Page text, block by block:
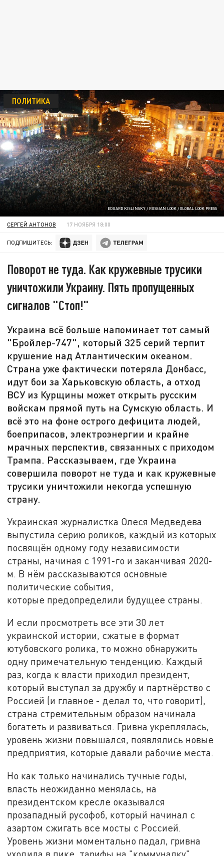
EDUARD KISLINSKY / RUSSIAN LOOK / GLOBAL LOOK PRESS
ПОЛИТИКА
СЕРГЕЙ АНТОНОВ 17 НОЯБРЯ 18:00
ПОДПИШИТЕСЬ:
Поворот не туда. Как кружевные трусики
уничтожили Украину. Пять пропущенных
сигналов "Стоп!"
Украина всё больше напоминает тот самый
"Бройлер-747", который 325 серий терпит
крушение над Атлантическим океаном.
Страна уже фактически потеряла Донбасс,
идут бои за Харьковскую область, а отход
ВСУ из Курщины может открыть русским
войскам прямой путь на Сумскую область. И
всё это на фоне острого дефицита людей,
боеприпасов, электроэнергии и крайне
мрачных перспектив, связанных с приходом
Трампа. Рассказываем, где Украина
совершила поворот не туда и как кружевные
трусики уничтожили некогда успешную
страну.
Украинская журналистка Олеся Медведева
выпустила серию роликов, каждый из которых
посвящён одному году независимости
страны, начиная с 1991-го и заканчивая 2020-
м. В нём рассказываются основные
политические события,
которые предопределили будущее страны.
И если просмотреть все эти 30 лет
украинской истории, сжатые в формат
ютубовского ролика, то можно обнаружить
одну примечательную тенденцию. Каждый
раз, когда к власти приходил президент,
который выступал за дружбу и партнёрство с
Россией (и главное - делал то, что говорит),
страна стремительным образом начинала
богатеть и развиваться. Гривна укреплялась,
уровень жизни повышался, появлялись новые
предприятия, которые давали рабочие места.
Но как только начинались тучные годы,
власть неожиданно менялась, на
президентском кресле оказывался
прозападный русофоб, который начинал с
азартом сжигать все мосты с Россией.
Уровень жизни моментально падал, гривна